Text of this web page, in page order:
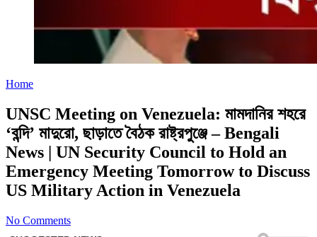
Home
UNSC Meeting on Venezuela: মামদানির শহরে
‘বন্দি’ মাদুরো, ছাড়াতে বৈঠক রাষ্ট্রপুঞ্জে – Bengali
News | UN Security Council to Hold an
Emergency Meeting Tomorrow to Discuss
US Military Action in Venezuela
No Comments